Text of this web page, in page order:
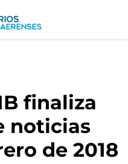
finaliza
noticias
de 2018